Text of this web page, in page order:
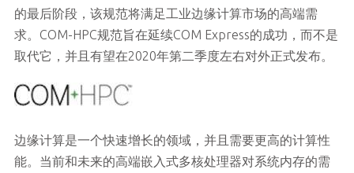
的最后阶段，该规范将满足工业边缘计算市场的高端需
求。COM-HPC规范旨在延续COM Express的成功，而不是
取代它，并且有望在2020年第二季度左右对外正式发布。
边缘计算是一个快速增长的领域，并且需要更高的计算性
能。当前和未来的高端嵌入式多核处理器对系统内存的需